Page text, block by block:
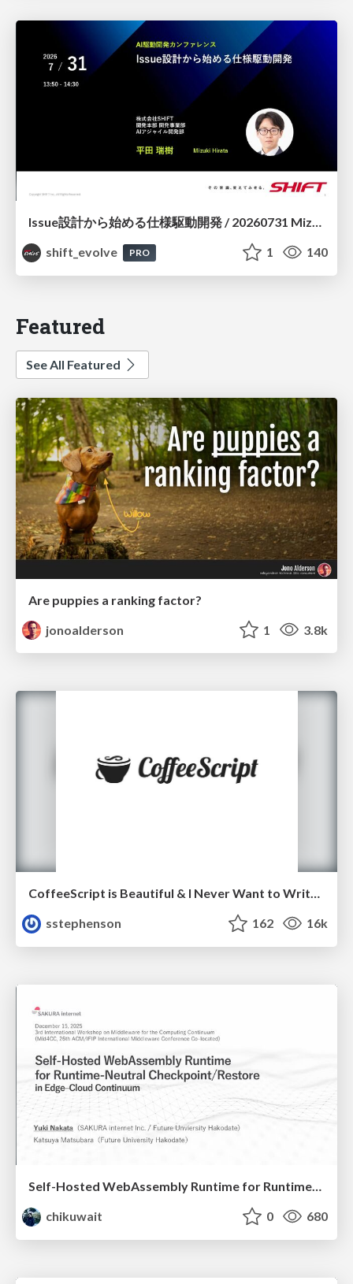
Issue設計から始める仕様駆動開発 / 20260731 Mizuki Hirata
shift_evolve
PRO 1 140
Featured
See All Featured
Are puppies a ranking factor?
jonoalderson
1 3.8k
CoffeeScript is Beautiful & I Never Want to Write Plain JavaScript Again
sstephenson
162 16k
Self-Hosted WebAssembly Runtime for Runtime-Neutral Checkpoint/Restore in Edge–Cloud Continuum
chikuwait
0 680